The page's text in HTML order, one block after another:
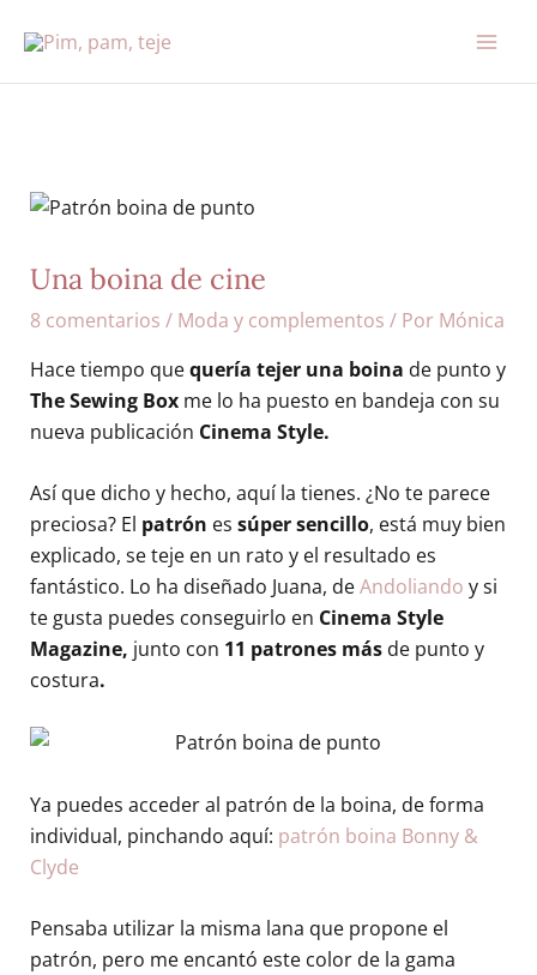
contenido
Una boina de cine
8 comentarios / Moda y complementos / Por Mónica
Hace tiempo quequería tejer una boina de punto y
The Sewing Boxme lo ha puesto en bandeja con su
nueva publicación Cinema Style.
Así que dicho y hecho, aquí la tienes. ¿No te parece
preciosa? El patrón es súper sencillo, está muy bien
explicado, se teje en un rato y el resultado es
fantástico. Lo ha diseñado Juana, deAndoliando y si
te gusta puedes conseguirlo en Cinema Style
Magazine, junto con 11 patrones más de punto y
costura.
Ya puedes acceder al patrón de la boina, de forma
individual, pinchando aquí: patrón boina Bonny &
Clyde
Pensaba utilizar la misma lana que propone el
patrón, pero me encantó este color de la gama